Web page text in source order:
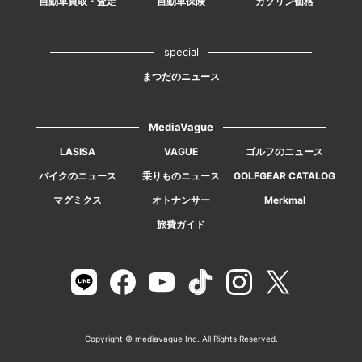
special
まつだのニュース
MediaVague
LASISA VAGUE
ゴルフのニュース
バイクのニュース
乗りものニュース
GOLFGEAR CATALOG
マグミクス
オトナンサー
Merkmal
旅費ガイド
Copyright © mediavague Inc. All Rights Reserved.